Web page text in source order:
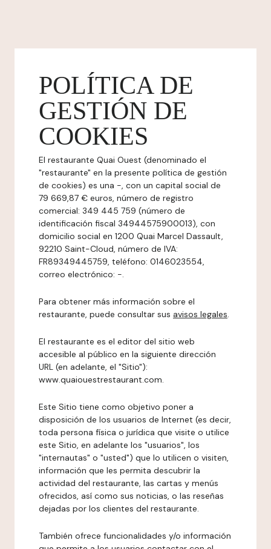
POLÍTICA DE
GESTIÓN DE
COOKIES
El restaurante Quai Ouest (denominado el
"restaurante" en la presente política de gestión
de cookies) es una -, con un capital social de
79 669,87 € euros, número de registro
comercial: 349 445 759 (número de
identificación fiscal 34944575900013), con
domicilio social en 1200 Quai Marcel Dassault,
92210 Saint-Cloud, número de IVA:
FR89349445759, teléfono: 0146023554,
correo electrónico: -.
Para obtener más información sobre el
restaurante, puede consultar sus avisos legales.
El restaurante es el editor del sitio web
accesible al público en la siguiente dirección
URL (en adelante, el "Sitio"):
www.quaiouestrestaurant.com.
Este Sitio tiene como objetivo poner a
disposición de los usuarios de Internet (es decir,
toda persona física o jurídica que visite o utilice
este Sitio, en adelante los "usuarios", los
"internautas" o "usted") que lo utilicen o visiten,
información que les permita descubrir la
actividad del restaurante, las cartas y menús
ofrecidos, así como sus noticias, o las reseñas
dejadas por los clientes del restaurante.
También ofrece funcionalidades y/o información